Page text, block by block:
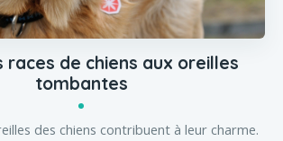
races de chiens aux oreilles
tombantes
des chiens contribuent à leur charme.